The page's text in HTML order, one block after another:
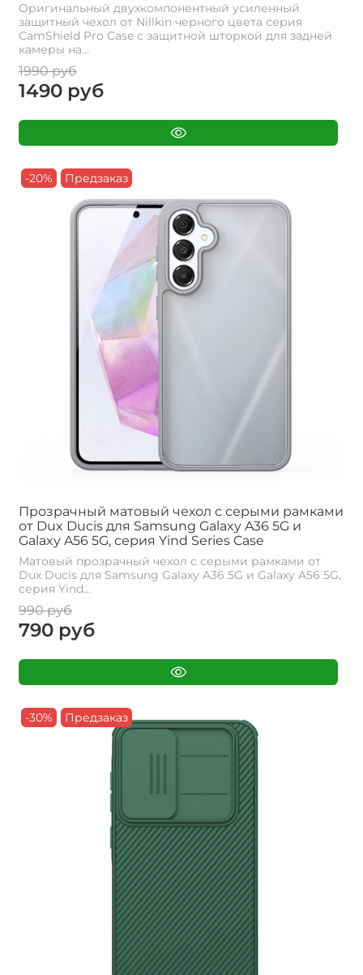
Оригинальный двухкомпонентный усиленный
защитный чехол от Nillkin черного цвета серия
CamShield Pro Case с защитной шторкой для задней
камеры на...
1990 руб
1490 руб
-20% Предзаказ
Прозрачный матовый чехол с серыми рамками
от Dux Ducis для Samsung Galaxy A36 5G и
Galaxy A56 5G, серия Yind Series Case
Матовый прозрачный чехол с серыми рамками от
Dux Ducis для Samsung Galaxy A36 5G и Galaxy A56 5G,
серия Yind...
990 руб
790 руб
-30% Предзаказ